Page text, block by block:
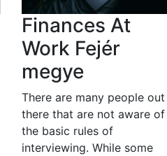
Finances At
Work Fejér
megye
There are many people out
there that are not aware of
the basic rules of
interviewing. While some